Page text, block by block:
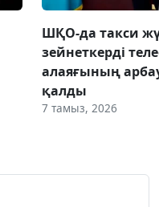
ШҚО-да такси
зейнеткерді
алаяғының
қалды
7 тамыз, 2026